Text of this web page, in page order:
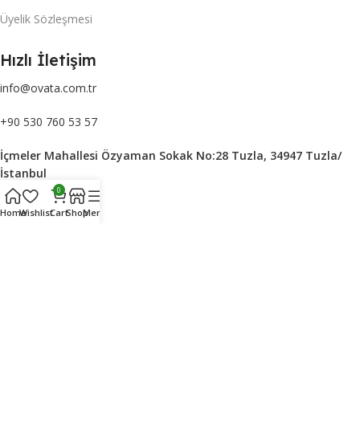
Üyelik Sözleşmesi
Hızlı İletişim
info@ovata.com.tr
+90 530 760 53 57
İçmeler Mahallesi Özyaman Sokak No:28 Tuzla, 34947 Tuzla/
İstanbul
HomeWishlist
0
CartShopMenu